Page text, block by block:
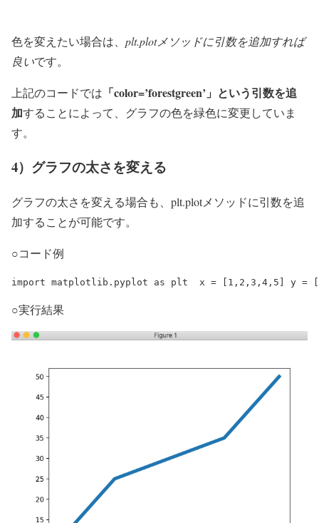
色を変えたい場合は、 plt.plotメソッドに引数を追加すれば
良いです。
上記のコードでは 「color=’forestgreen’」という引数を追
加することによって、グラフの色を緑色に変更していま
す。
4）グラフの太さを変える
グラフの太さを変える場合も、plt.plotメソッドに引数を追
加することが可能です。
○コード例
import matplotlib.pyplot as plt  x = [1,2,3,4,5] y =
○実行結果